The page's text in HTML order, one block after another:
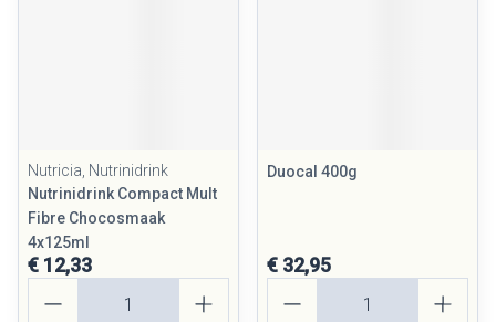
Nutricia, Nutrinidrink
Nutrinidrink Compact Mult
Fibre Chocosmaak
4x125ml
€ 12,33
Duocal 400g
€ 32,95